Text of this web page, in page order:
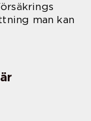
man kan